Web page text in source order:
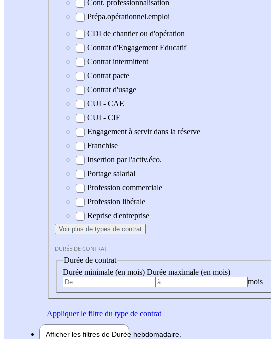
Cont. professionnalisation
Prépa.opérationnel.emploi
CDI de chantier ou d'opération
Contrat d'Engagement Educatif
Contrat intermittent
Contrat pacte
Contrat d'usage
CUI - CAE
CUI - CIE
Engagement à servir dans la réserve
Franchise
Insertion par l'activ.éco.
Portage salarial
Profession commerciale
Profession libérale
Reprise d'entreprise
Voir plus de types de contrat
DURÉE DE CONTRAT
Durée de contrat
Durée minimale (en mois) Durée maximale (en mois)
mois
Appliquerle filtre du type de contrat
Afficher les filtres de Durée hebdomadaire